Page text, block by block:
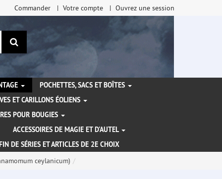
Commander Votre compte Ouvrez une session
Rechercher
POCHETTES, SACS ET BOÎTES
ET CARILLONS ÉOLIENS
POUR BOUGIES
ACCESSOIRES DE MAGIE ET D'AUTEL
FIN DE SÉRIES ET ARTICLES DE 2E CHOIX
ceylanicum)